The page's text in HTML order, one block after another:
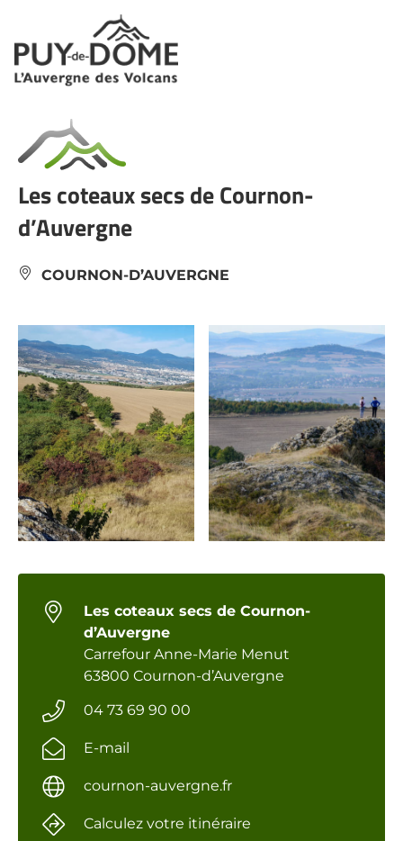
Panneau de gestion des cookies
Les coteaux secs de Cournon-
d’Auvergne
COURNON-D’AUVERGNE
Les coteaux secs de Cournon-
d’Auvergne
Carrefour Anne-Marie Menut
63800 Cournon-d’Auvergne
04 73 69 90 00
E-mail
cournon-auvergne.fr
Calculez votre itinéraire